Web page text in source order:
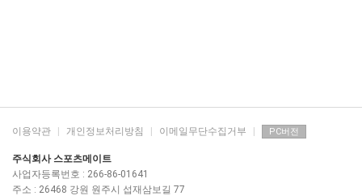
이용약관 개인정보처리방침 이메일무단수집거부 PC버전
주식회사 스포츠메이트
사업자등록번호 : 266-86-01641
주소 : 26468 강원 원주시 섭재삼보길 77